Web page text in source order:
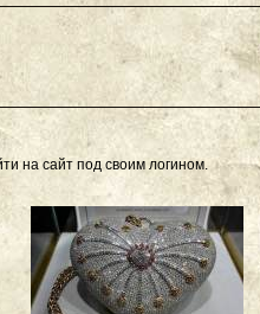
на сайт под своим логином.